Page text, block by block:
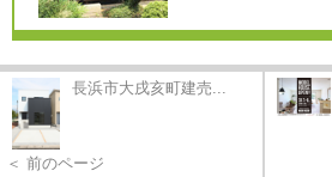
長浜市大戌亥町建売...
＜ 前のページ